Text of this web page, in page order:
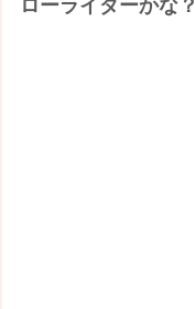
ローライダーかな？